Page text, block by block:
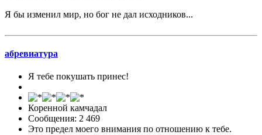
Я бы изменил мир, но бог не дал исходников...
абревиатура
Я тебе покушать принес!
Коренной камчадал
Сообщения: 2 469
Это предел моего внимания по отношению к тебе.